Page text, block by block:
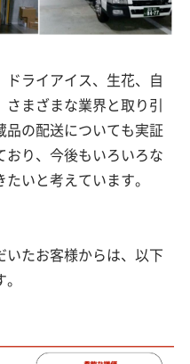
ライアイス、生花、自
まざまな業界と取り引
品の配送についても実証
り、今後もいろいろな
いと考えています。
いたお客様からは、以下